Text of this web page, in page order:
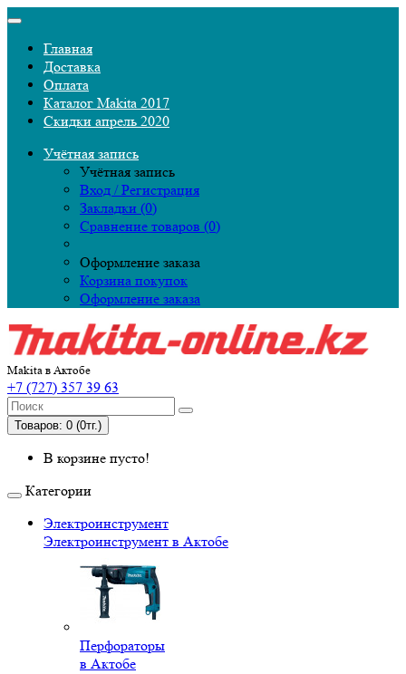
Главная
Доставка
Оплата
Каталог Makita 2017
Скидки апрель 2020
Учётная запись
Учётная запись
Вход / Регистрация
Закладки (0)
Сравнение товаров (0)
Оформление заказа
Корзина покупок
Оформление заказа
Makita в Актобе
+7 (727) 357 39 63
Товаров: 0 (0тг.)
В корзине пусто!
Категории
Электроинструмент
Электроинструмент в Актобе
Перфораторы
в Актобе